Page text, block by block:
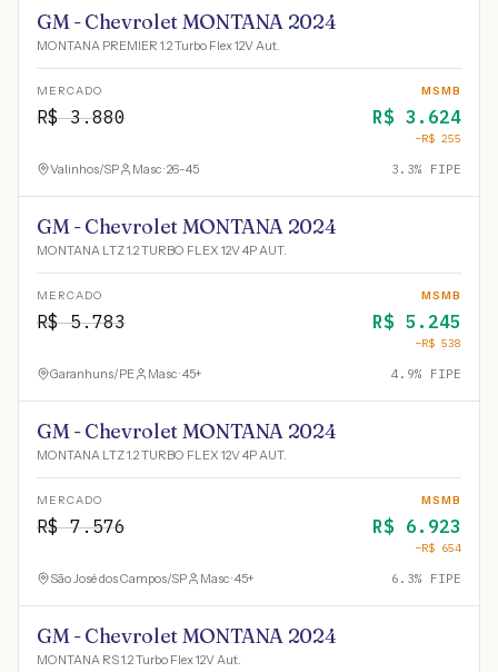
GM - Chevrolet MONTANA 2024
MONTANA PREMIER 1.2 Turbo Flex 12V Aut.
MERCADO
R$3.880
MSMB
R$ 3.624
−R$ 255
Valinhos/SP Masc · 26-45 3.3% FIPE
GM - Chevrolet MONTANA 2024
MONTANA LTZ 1.2 TURBO FLEX 12V 4P AUT.
MERCADO
R$5.783
MSMB
R$ 5.245
−R$ 538
Garanhuns/PE Masc · 45+ 4.9% FIPE
GM - Chevrolet MONTANA 2024
MONTANA LTZ 1.2 TURBO FLEX 12V 4P AUT.
MERCADO
R$7.576
MSMB
R$ 6.923
−R$ 654
São José dos Campos/SP Masc · 45+ 6.3% FIPE
GM - Chevrolet MONTANA 2024
MONTANA RS 1.2 Turbo Flex 12V Aut.